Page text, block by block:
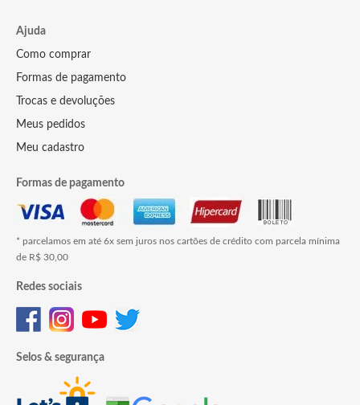
Ajuda
Como comprar
Formas de pagamento
Trocas e devoluções
Meus pedidos
Meu cadastro
Formas de pagamento
* parcelamos em até 6x sem juros nos cartões de crédito com parcela mínima
de R$ 30,00
Redes sociais
Selos & segurança